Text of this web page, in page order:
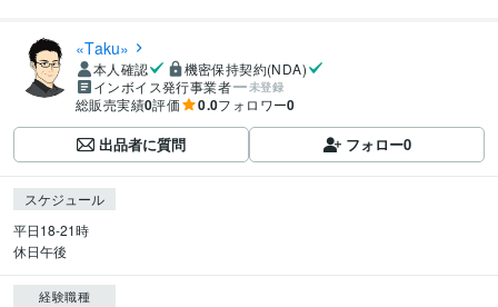
«Taku»
本人確認
機密保持契約(NDA)
インボイス発行事業者
未登録
総販売実績0評価 0.0フォロワー0
出品者に質問 フォロー0
スケジュール
平日18-21時
休日午後
経験職種